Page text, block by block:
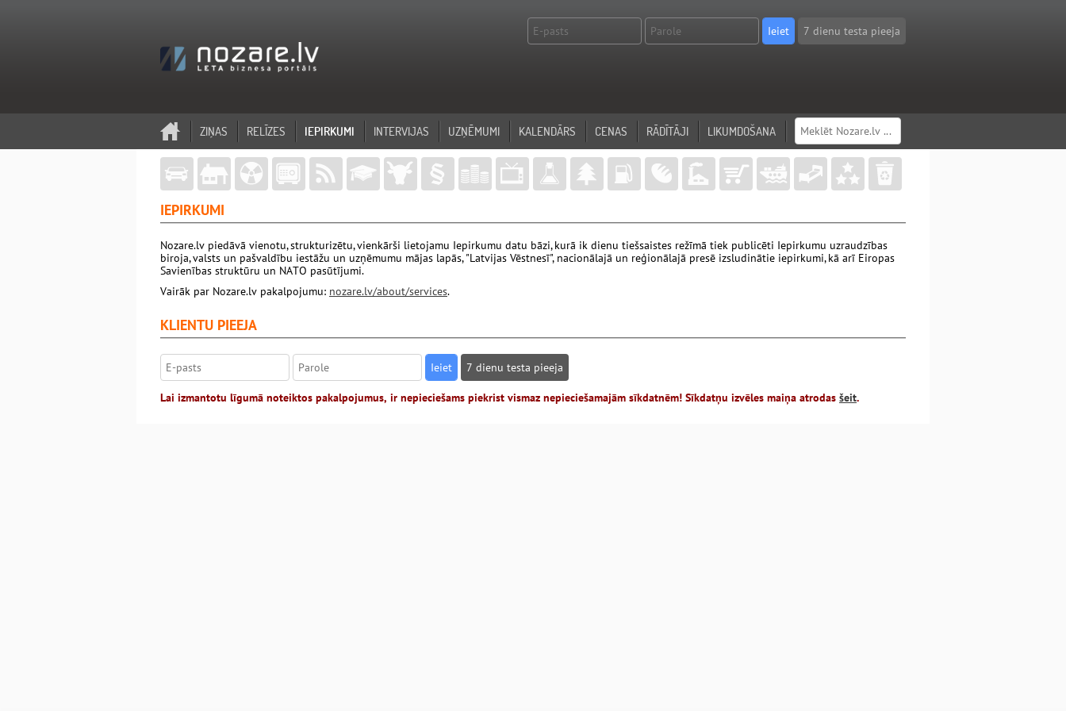
7 dienu testa pieeja
ZIŅAS RELĪZES IEPIRKUMI INTERVIJAS UZŅĒMUMI KALENDĀRS CENAS RĀDĪTĀJI LIKUMDOŠANA
IEPIRKUMI
Nozare.lv piedāvā vienotu, strukturizētu, vienkārši lietojamu Iepirkumu datu bāzi, kurā ik dienu tiešsaistes režīmā tiek publicēti Iepirkumu uzraudzības
biroja, valsts un pašvaldību iestāžu un uzņēmumu mājas lapās, "Latvijas Vēstnesī", nacionālajā un reģionālajā presē izsludinātie iepirkumi, kā arī Eiropas
Savienības struktūru un NATO pasūtījumi.
Vairāk par Nozare.lv pakalpojumu: nozare.lv/about/services.
KLIENTU PIEEJA
7 dienu testa pieeja
Lai izmantotu līgumā noteiktos pakalpojumus, ir nepieciešams piekrist vismaz nepieciešamajām sīkdatnēm! Sīkdatņu izvēles maiņa atrodas šeit.